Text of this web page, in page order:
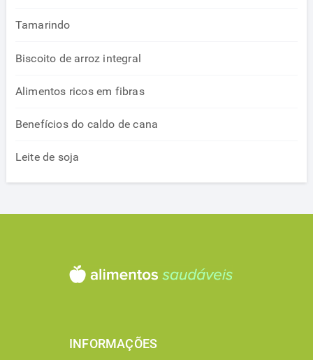
Tamarindo
Biscoito de arroz integral
Alimentos ricos em fibras
Benefícios do caldo de cana
Leite de soja
INFORMAÇÕES